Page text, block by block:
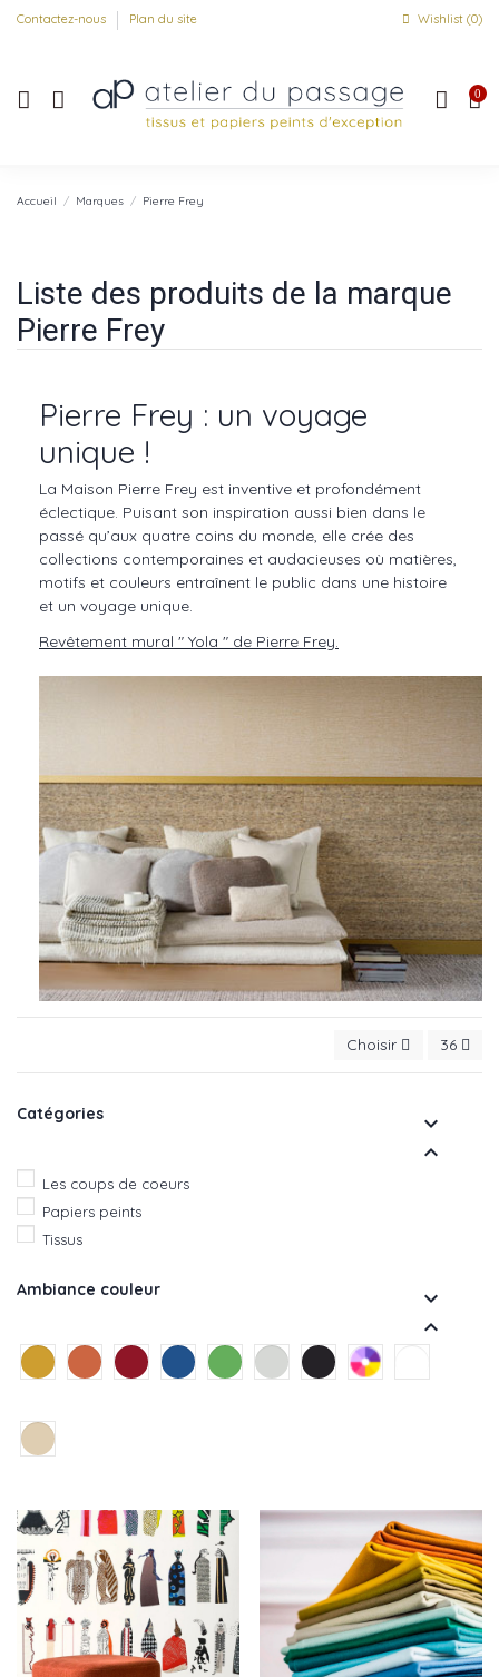
Contactez-nous Plan du site Wishlist (0)
0
Accueil Marques Pierre Frey
Liste des produits de la marque
Pierre Frey
Pierre Frey : un voyage
unique !
La Maison Pierre Frey est inventive et profondément
éclectique. Puisant son inspiration aussi bien dans le
passé qu’aux quatre coins du monde, elle crée des
collections contemporaines et audacieuses où matières,
motifs et couleurs entraînent le public dans une histoire
et un voyage unique.
Revêtement mural " Yola " de Pierre Frey.
Choisir 36
Catégories


Les coups de coeurs
Papiers peints
Tissus
Ambiance couleur

